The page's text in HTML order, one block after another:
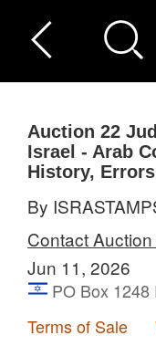
Auction 22
Israel - Arab
History,
By
Contact
Jun 11, 2026
PO Box
Terms of Sale